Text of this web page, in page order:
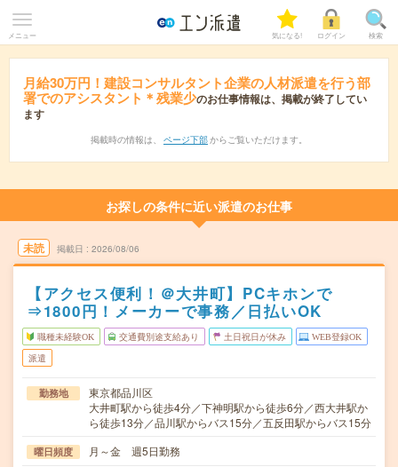
メニュー 気になる! ログイン 検索
月給30万円！建設コンサルタント企業の人材派遣を行う部
署でのアシスタント＊残業少のお仕事情報は、掲載が終了してい
ます
掲載時の情報は、 ページ下部 からご覧いただけます。
お探しの条件に近い派遣のお仕事
未読 掲載日 2026/08/06
【アクセス便利！＠大井町】PCキホンで
⇒1800円！メーカーで事務／日払いOK
職種未経験OK 交通費別途支給あり 土日祝日が休み WEB登録OK
派遣
勤務地
東京都品川区
大井町駅から徒歩4分／下神明駅から徒歩6分／西大井駅か
ら徒歩13分／品川駅からバス15分／五反田駅からバス15分
曜日頻度 月～金 週5日勤務